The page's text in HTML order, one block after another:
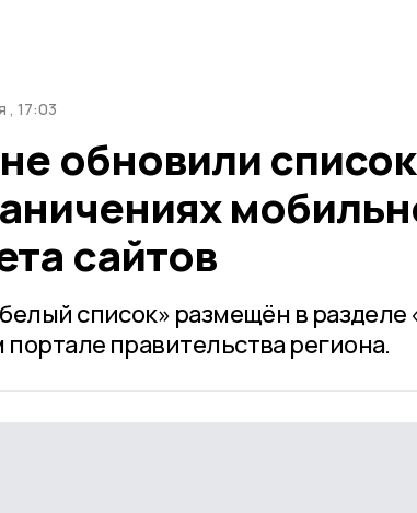
, 17:03
обновили
сайтов
список» размещён в разделе
правительства региона.